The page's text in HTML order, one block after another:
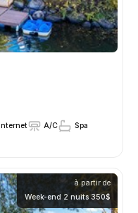
Internet A/C
Spa
à partir de
Week-end 2 nuits 350$